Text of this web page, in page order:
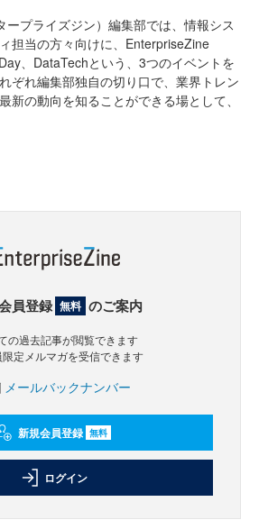
プライズジン）編集部では、情報シス
担当の方々向けに、EnterpriseZine
、DataTechという、3つのイベントを
ぞれ編集部独自の切り口で、業界トレン
新の動向を知ることができる場として、
員登録 無料 のご案内
の過去記事が閲覧できます
限定メルマガを受信できます
メールバックナンバー
新規会員登録 無料
ログイン